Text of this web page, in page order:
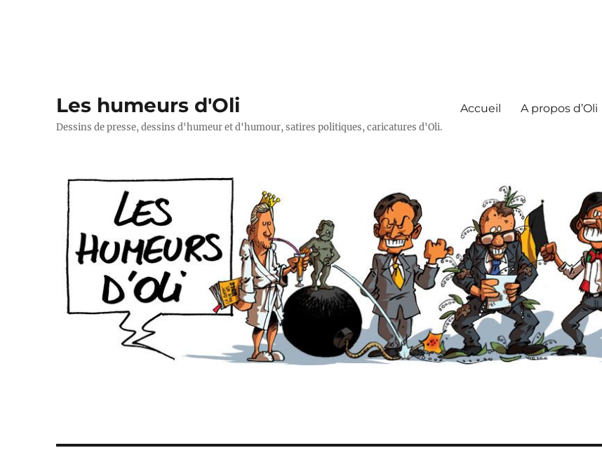
Les humeurs d'Oli
Dessins de presse, dessins d'humeur et d'humour, satires politiques, caricatures d'Oli.
Accueil A propos d’Oli